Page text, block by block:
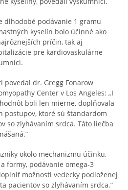
dlhodobé podávanie 1 gramu
kyselín bolo účinné ako
príčin, tak aj
pre kardiovaskulárne
povedal dr. Gregg Fonarow
Center v Los Angeles: „I
boli len mierne, doplňovala
postupov, ktoré sú štandardom
so zlyhávaním srdca. Táto liečba
okolo mechanizmu účinku,
formy, podávanie omega-3
možnosti vedecky podloženej
pacientov so zlyhávaním srdca.“